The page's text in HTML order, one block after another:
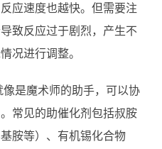
应速度也越快。但需要注
致反应过于剧烈，产生不
况进行调整。
像是魔术师的助手，可以协
常见的助催化剂包括叔胺
胺等）、有机锡化合物